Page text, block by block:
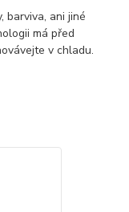
barviva, ani jiné
má před
v chladu.